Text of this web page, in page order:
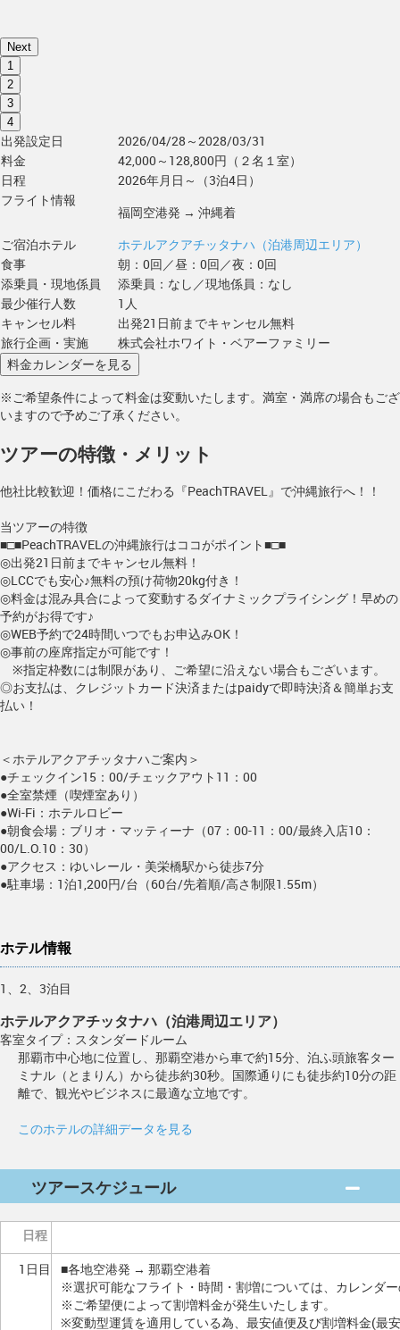
Next
1
2
3
4
出発設定日
2026/04/28～2028/03/31
料金
42,000～128,800円（２名１室）
日程
2026年月日～（3泊4日）
フライト情報
福岡空港発 → 沖縄着
ご宿泊ホテル
ホテルアクアチッタナハ（泊港周辺エリア）
食事
朝：0回／昼：0回／夜：0回
添乗員・現地係員
添乗員：なし／現地係員：なし
最少催行人数
1人
キャンセル料
出発21日前までキャンセル無料
旅行企画・実施
株式会社ホワイト・ベアーファミリー
※ご希望条件によって料金は変動いたします。満室・満席の場合もござ
いますので予めご了承ください。
ツアーの特徴・メリット
他社比較歓迎！価格にこだわる『PeachTRAVEL』で沖縄旅行へ！！
当ツアーの特徴
■□■PeachTRAVELの沖縄旅行はココがポイント■□■
◎出発21日前までキャンセル無料！
◎LCCでも安心♪無料の預け荷物20kg付き！
◎料金は混み具合によって変動するダイナミックプライシング！早めの
予約がお得です♪
◎WEB予約で24時間いつでもお申込みOK！
◎事前の座席指定が可能です！
※指定枠数には制限があり、ご希望に沿えない場合もございます。
◎お支払は、クレジットカード決済またはpaidyで即時決済＆簡単お支
払い！
＜ホテルアクアチッタナハご案内＞
●チェックイン15：00/チェックアウト11：00
●全室禁煙（喫煙室あり）
●Wi-Fi：ホテルロビー
●朝食会場：ブリオ・マッティーナ（07：00-11：00/最終入店10：
00/L.O.10：30）
●アクセス：ゆいレール・美栄橋駅から徒歩7分
●駐車場：1泊1,200円/台（60台/先着順/高さ制限1.55m）
ホテル情報
1、2、3泊目
ホテルアクアチッタナハ（泊港周辺エリア）
客室タイプ：スタンダードルーム
那覇市中心地に位置し、那覇空港から車で約15分、泊ふ頭旅客ター
ミナル（とまりん）から徒歩約30秒。国際通りにも徒歩約10分の距
離で、観光やビジネスに最適な立地です。
このホテルの詳細データを見る
ツアースケジュール
日程
1日目
■各地空港発 → 那覇空港着
※選択可能なフライト・時間・割増については、カレンダ
※ご希望便によって割増料金が発生いたします。
※変動型運賃を適用している為、最安値便及び割増料金(最